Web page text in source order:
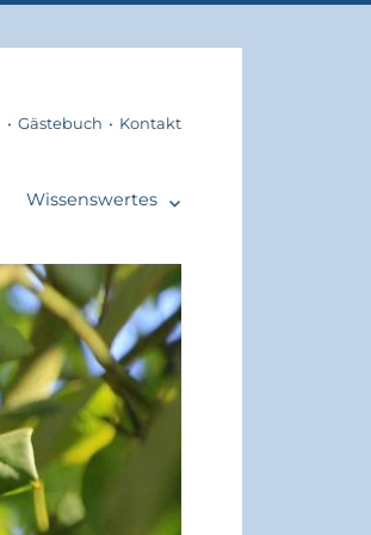
Kontakt
Gästebuch
Wissenswertes